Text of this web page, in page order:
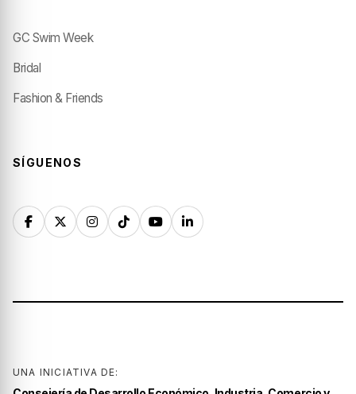
GC Swim Week
Bridal
Fashion & Friends
SÍGUENOS
UNA INICIATIVA DE: